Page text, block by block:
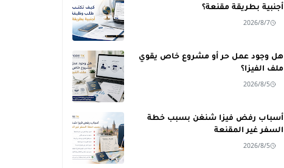
أجنبية بطريقة مقنعة؟
2026/8/7
هل وجود عمل حر أو مشروع خاص يقوي
ملف الفيزا؟
2026/8/5
أسباب رفض فيزا شنغن بسبب خطة
السفر غير المقنعة
2026/8/5